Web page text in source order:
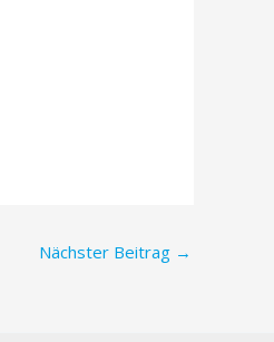
Nächster Beitrag →